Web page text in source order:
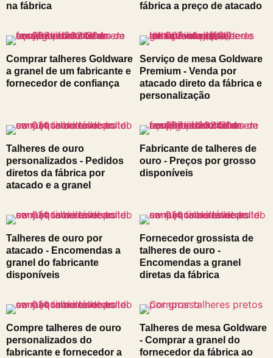
na fábrica
fábrica a preço de atacado
Comprar talheres Goldware
a granel de um fabricante e
fornecedor de confiança
Serviço de mesa Goldware
Premium - Venda por
atacado direto da fábrica e
personalização
Talheres de ouro
personalizados - Pedidos
diretos da fábrica por
atacado e a granel
Fabricante de talheres de
ouro - Preços por grosso
disponíveis
Talheres de ouro por
atacado - Encomendas a
granel do fabricante
disponíveis
Fornecedor grossista de
talheres de ouro -
Encomendas a granel
diretas da fábrica
Compre talheres de ouro
personalizados do
fabricante e fornecedor a
Talheres de mesa Goldware
- Comprar a granel do
fornecedor da fábrica ao